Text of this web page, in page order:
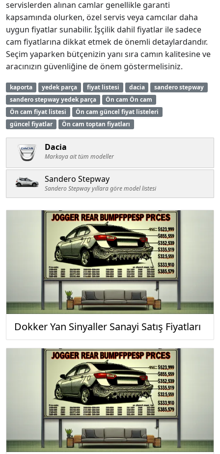
servislerden alınan camlar genellikle garanti
kapsamında olurken, özel servis veya camcılar daha
uygun fiyatlar sunabilir. İşçilik dahil fiyatlar ile sadece
cam fiyatlarına dikkat etmek de önemli detaylardandır.
Seçim yaparken bütçenizin yanı sıra camın kalitesine ve
aracınızın güvenliğine de önem göstermelisiniz.
kaporta yedek parça fiyat listesi dacia
sandero stepway
sandero stepway yedek parça
Ön cam Ön cam
Ön cam fiyat listesi
Ön cam güncel fiyat listeleri
güncel fiyatlar
Ön cam toptan fiyatları
Dacia
Markaya ait tüm modeller
Sandero Stepway
Sandero Stepway yıllara göre model listesi
Dokker Yan Sinyaller Sanayi Satış Fiyatları